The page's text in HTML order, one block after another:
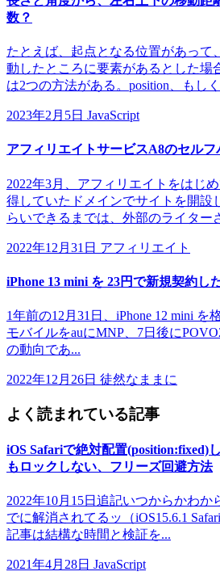
数？
たとえば、起点となる位置があって
動したところに要素があるとした場
は2つの方法がある。position、もし
2023年2月5日 JavaScript
アフィリエイトサービスA8のセル
2022年3月、アフィリエイトをはじ
得していたドメインでサイトを開設
らいできるまでは、外部のライター
2022年12月31日 アフィリエイト
iPhone 13 mini を 23円で新規契約し
1年前の12月31日、iPhone 12 mini を
モバイルをauにMNP、7日後に
の動向であ...
2022年12月26日 徒然なままに
よく読まれている記事
iOS Safariで絶対配置(position:fixed)
もロックしない、フリーズ回避方法
2022年10月15日追記いつからかわか
でに解消されてるッ（iOS15.6.1
記事は結構な時間と検証を...
2021年4月28日 JavaScript